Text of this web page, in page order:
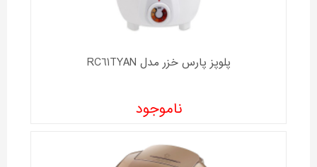
پلوپز پارس خزر مدل RC61TYAN
ناموجود